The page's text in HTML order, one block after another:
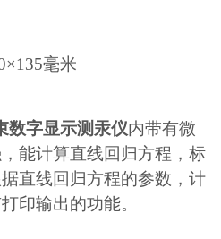
毫米
数字显示测汞仪内带有微
能计算直线回归方程，标
直线回归方程的参数，计
印输出的功能。